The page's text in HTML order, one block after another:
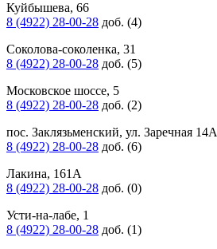
Куйбышева, 66
8 (4922) 28-00-28 доб. (4)
Соколова-соколенка, 31
8 (4922) 28-00-28 доб. (5)
Московское шоссе, 5
8 (4922) 28-00-28 доб. (2)
пос. Заклязьменский, ул. Заречная 14А
8 (4922) 28-00-28 доб. (6)
Лакина, 161А
8 (4922) 28-00-28 доб. (0)
Усти-на-лабе, 1
8 (4922) 28-00-28 доб. (1)